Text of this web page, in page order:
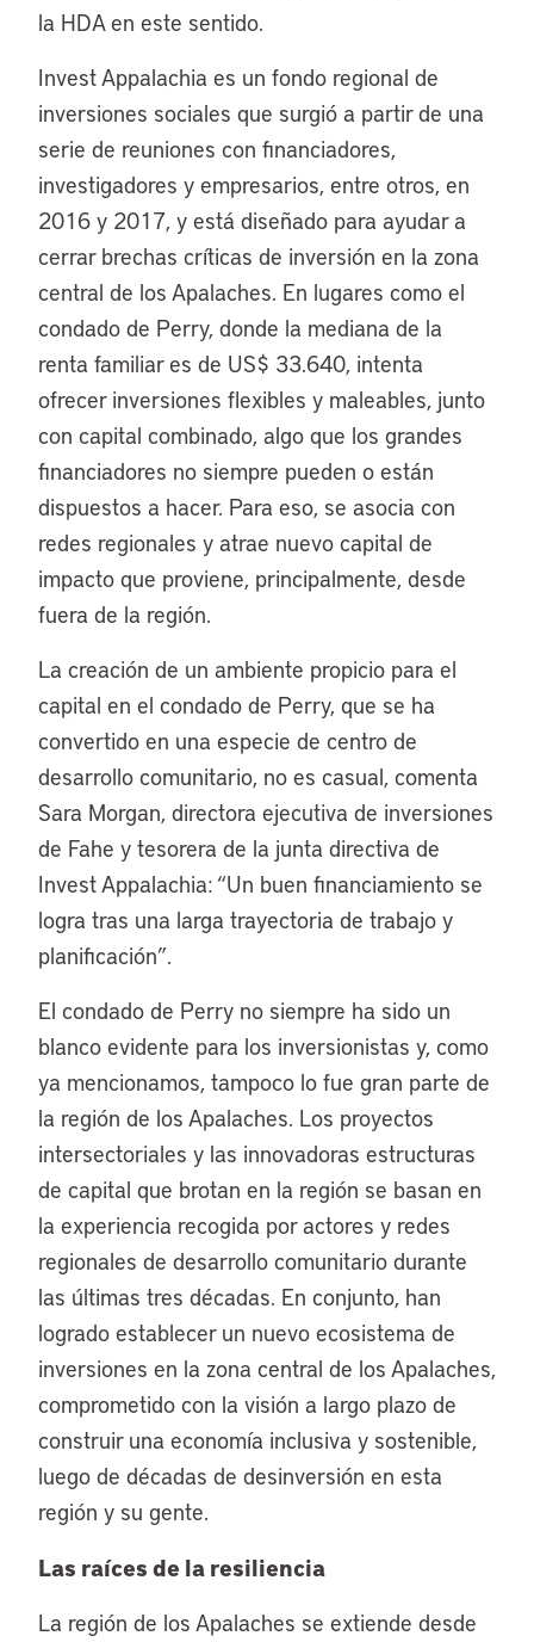
la HDA en este sentido.
Invest Appalachia es un fondo regional de
inversiones sociales que surgió a partir de una
serie de reuniones con financiadores,
investigadores y empresarios, entre otros, en
2016 y 2017, y está diseñado para ayudar a
cerrar brechas críticas de inversión en la zona
central de los Apalaches. En lugares como el
condado de Perry, donde la mediana de la
renta familiar es de US$ 33.640, intenta
ofrecer inversiones flexibles y maleables, junto
con capital combinado, algo que los grandes
financiadores no siempre pueden o están
dispuestos a hacer. Para eso, se asocia con
redes regionales y atrae nuevo capital de
impacto que proviene, principalmente, desde
fuera de la región.
La creación de un ambiente propicio para el
capital en el condado de Perry, que se ha
convertido en una especie de centro de
desarrollo comunitario, no es casual, comenta
Sara Morgan, directora ejecutiva de inversiones
de Fahe y tesorera de la junta directiva de
Invest Appalachia: “Un buen financiamiento se
logra tras una larga trayectoria de trabajo y
planificación”.
El condado de Perry no siempre ha sido un
blanco evidente para los inversionistas y, como
ya mencionamos, tampoco lo fue gran parte de
la región de los Apalaches. Los proyectos
intersectoriales y las innovadoras estructuras
de capital que brotan en la región se basan en
la experiencia recogida por actores y redes
regionales de desarrollo comunitario durante
las últimas tres décadas. En conjunto, han
logrado establecer un nuevo ecosistema de
inversiones en la zona central de los Apalaches,
comprometido con la visión a largo plazo de
construir una economía inclusiva y sostenible,
luego de décadas de desinversión en esta
región y su gente.
Las raíces de la resiliencia
La región de los Apalaches se extiende desde